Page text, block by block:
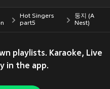
Hot Singers
part5
둥지 (A
Nest)
playlists. Karaoke, Live
in the app.